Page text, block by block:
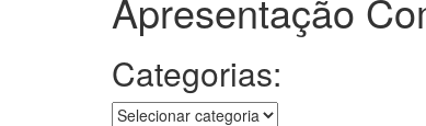
Categorias:
Categorias